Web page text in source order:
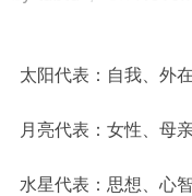
太阳代表：自我、外
月亮代表：女性、母
水星代表：思想、心